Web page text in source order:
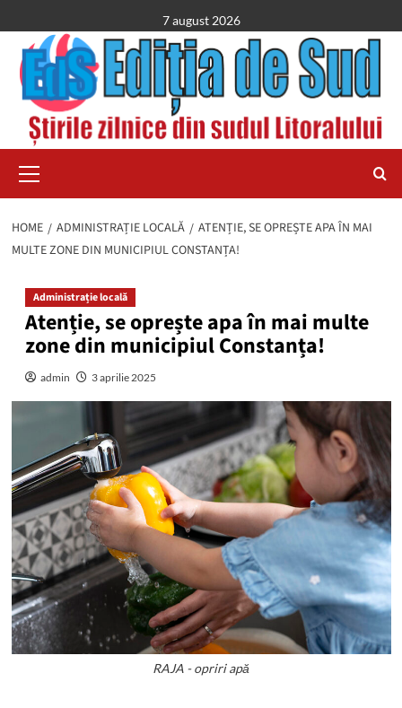
to
content
7 august 2026
Menu
HOME ADMINISTRAȚIE LOCALĂ
ATENȚIE, SE OPREȘTE APA ÎN MAI
MULTE ZONE DIN MUNICIPIUL CONSTANȚA!
Administrație locală
Atenție, se oprește apa în mai multe
zone din municipiul Constanța!
admin 3 aprilie 2025
RAJA - opriri apă